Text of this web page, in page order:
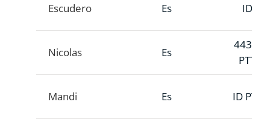
Escudero Es ID
Nicolas Es
443 A
PTT
Mandi Es ID PTT